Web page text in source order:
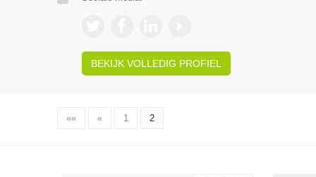
BEKIJK VOLLEDIG PROFIEL
«« « 1 2